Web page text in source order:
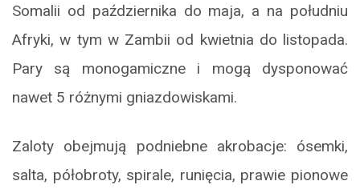
Somalii od października do maja, a na południu
Afryki, w tym w Zambii od kwietnia do listopada.
Pary są monogamiczne i mogą dysponować
nawet 5 różnymi gniazdowiskami.
Zaloty obejmują podniebne akrobacje: ósemki,
salta, półobroty, spirale, runięcia, prawie pionowe